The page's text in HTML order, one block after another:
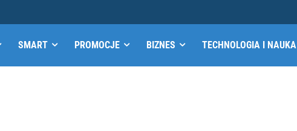
SMART PROMOCJE BIZNES TECHNOLOGIA I NAUKA